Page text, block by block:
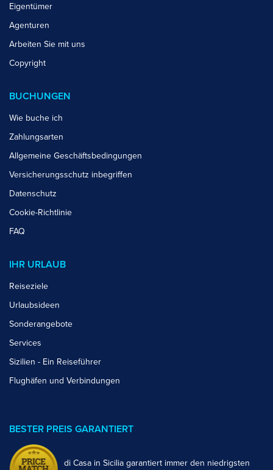
Eigentümer
Agenturen
Arbeiten Sie mit uns
Copyright
BUCHUNGEN
Wie buche ich
Zahlungsarten
Allgemeine Geschäftsbedingungen
Versicherungsschutz inbegriffen
Datenschutz
Cookie-Richtlinie
FAQ
IHR URLAUB
Reiseziele
Urlaubsideen
Sonderangebote
Services
Sizilien - Ein Reiseführer
Flughäfen und Verbindungen
BESTER PREIS GARANTIERT
di Casa in Sicilia garantiert immer den niedrigsten